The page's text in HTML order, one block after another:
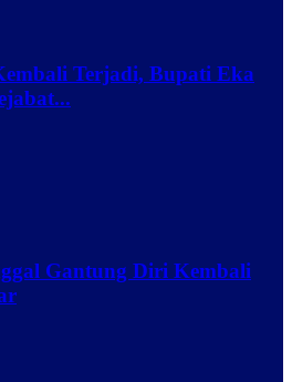
Terjadi, Bupati Eka
Gantung Diri Kembali